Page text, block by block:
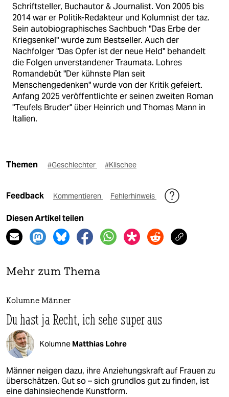
Schriftsteller, Buchautor & Journalist. Von 2005 bis
2014 war er Politik-Redakteur und Kolumnist der taz.
Sein autobiographisches Sachbuch "Das Erbe der
Kriegsenkel" wurde zum Bestseller. Auch der
Nachfolger "Das Opfer ist der neue Held" behandelt
die Folgen unverstandener Traumata. Lohres
Romandebüt "Der kühnste Plan seit
Menschengedenken" wurde von der Kritik gefeiert.
Anfang 2025 veröffentlichte er seinen zweiten Roman
"Teufels Bruder" über Heinrich und Thomas Mann in
Italien.
Themen #Geschlechter #Klischee
Feedback Kommentieren Fehlerhinweis
Diesen Artikel teilen
Mehr zum Thema
Kolumne Männer
Du hast ja Recht, ich sehe super aus
Kolumne Matthias Lohre
Männer neigen dazu, ihre Anziehungskraft auf Frauen zu
überschätzen. Gut so – sich grundlos gut zu finden, ist
eine dahinsiechende Kunstform.